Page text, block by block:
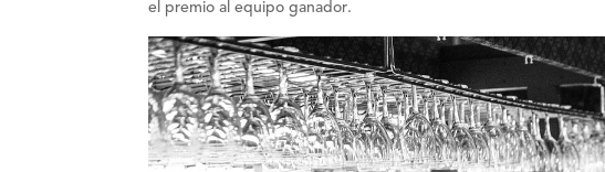
el premio alequipo ganador.